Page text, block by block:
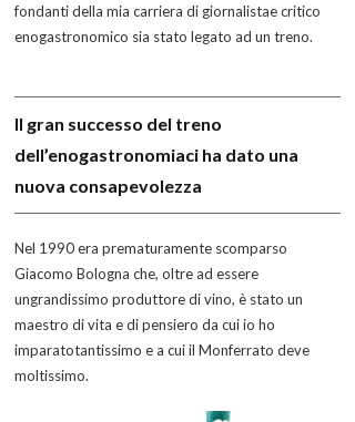
fondanti della mia carriera di giornalistae critico
enogastronomico sia stato legato ad un treno.
Il gran successo del treno
dell’enogastronomiaci ha dato una
nuova consapevolezza
Nel 1990 era prematuramente scomparso
Giacomo Bologna che, oltre ad essere
ungrandissimo produttore di vino, è stato un
maestro di vita e di pensiero da cui io ho
imparatotantissimo e a cui il Monferrato deve
moltissimo.